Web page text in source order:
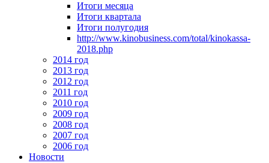
Итоги месяца
Итоги квартала
Итоги полугодия
http://www.kinobusiness.com/total/kinokassa-
2018.php
2014 год
2013 год
2012 год
2011 год
2010 год
2009 год
2008 год
2007 год
2006 год
Новости